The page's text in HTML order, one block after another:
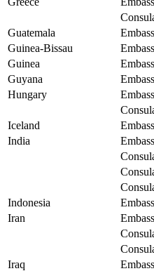
Guatemala
Guinea-Bissau
Guinea
Guyana
Hungary
Iceland
India
Indonesia
Iran
Iraq